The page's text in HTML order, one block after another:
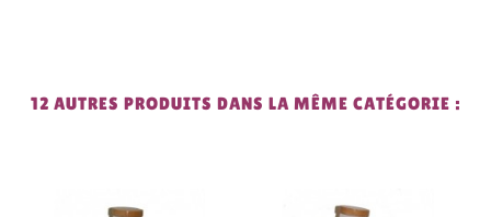
12 AUTRES PRODUITS DANS LA MÊME CATÉGORIE :